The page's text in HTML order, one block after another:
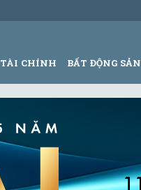
TÀI CHÍNH BẤT ĐỘNG SẢN